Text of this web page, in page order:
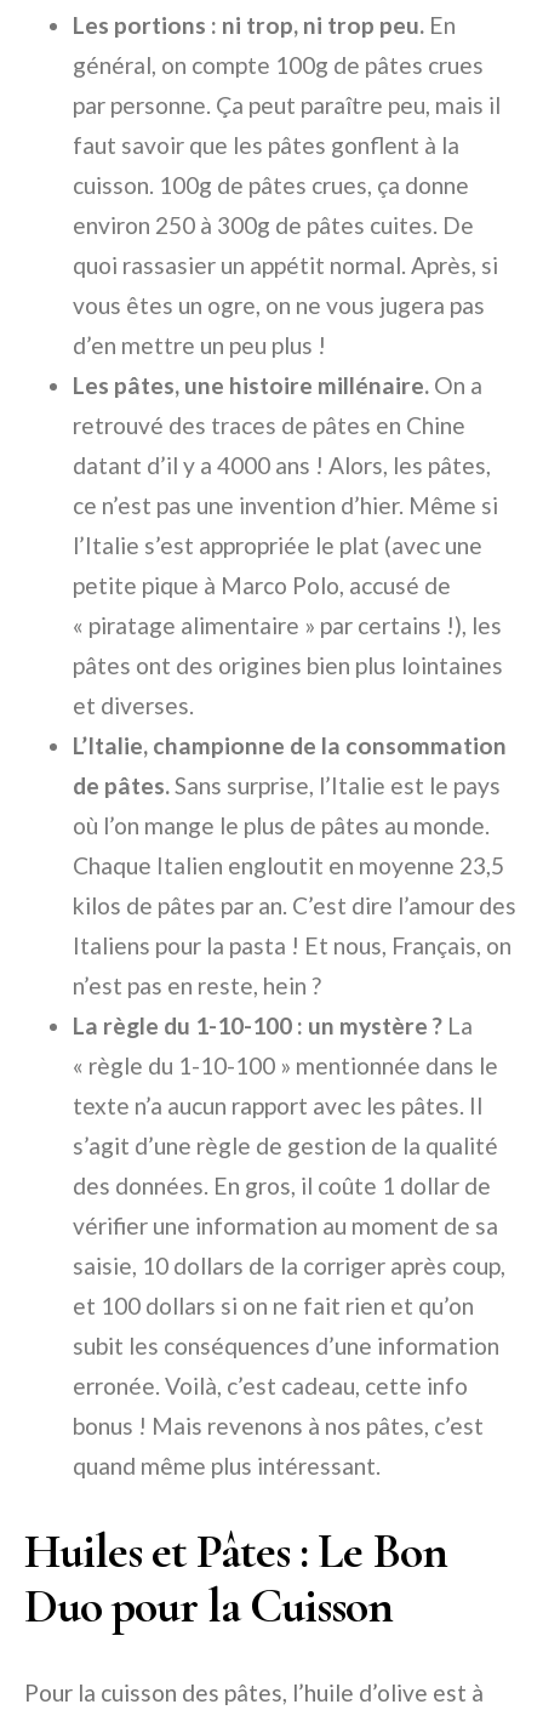
Les portions : ni trop, ni trop peu. En
général, on compte 100g de pâtes crues
par personne. Ça peut paraître peu, mais il
faut savoir que les pâtes gonflent à la
cuisson. 100g de pâtes crues, ça donne
environ 250 à 300g de pâtes cuites. De
quoi rassasier un appétit normal. Après, si
vous êtes un ogre, on ne vous jugera pas
d’en mettre un peu plus !
Les pâtes, une histoire millénaire. On a
retrouvé des traces de pâtes en Chine
datant d’il y a 4000 ans ! Alors, les pâtes,
ce n’est pas une invention d’hier. Même si
l’Italie s’est appropriée le plat (avec une
petite pique à Marco Polo, accusé de
« piratage alimentaire » par certains !), les
pâtes ont des origines bien plus lointaines
et diverses.
L’Italie, championne de la consommation
de pâtes.Sans surprise, l’Italie est le pays
où l’on mange le plus de pâtes au monde.
Chaque Italien engloutit en moyenne 23,5
kilos de pâtes par an. C’est dire l’amour des
Italiens pour la pasta ! Et nous, Français, on
n’est pas en reste, hein ?
La règle du 1-10-100 : un mystère ? La
« règle du 1-10-100 » mentionnée dans le
texte n’a aucun rapport avec les pâtes. Il
s’agit d’une règle de gestion de la qualité
des données. En gros, il coûte 1 dollar de
vérifier une information au moment de sa
saisie, 10 dollars de la corriger après coup,
et 100 dollars si on ne fait rien et qu’on
subit les conséquences d’une information
erronée. Voilà, c’est cadeau, cette info
bonus ! Mais revenons à nos pâtes, c’est
quand même plus intéressant.
Huiles et Pâtes : Le Bon
Duo pour la Cuisson
Pour la cuisson des pâtes, l’huile d’olive est à